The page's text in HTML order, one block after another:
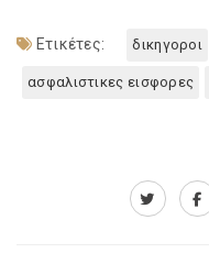
Ετικέτες: δικηγοροι
ασφαλιστικες εισφορες